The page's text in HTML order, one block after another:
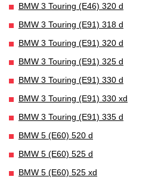
BMW 3 Touring (E46) 320 d
BMW 3 Touring (E91) 318 d
BMW 3 Touring (E91) 320 d
BMW 3 Touring (E91) 325 d
BMW 3 Touring (E91) 330 d
BMW 3 Touring (E91) 330 xd
BMW 3 Touring (E91) 335 d
BMW 5 (E60) 520 d
BMW 5 (E60) 525 d
BMW 5 (E60) 525 xd